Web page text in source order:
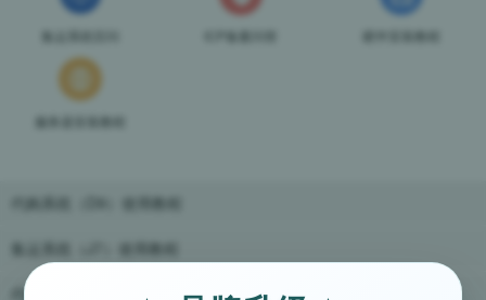
集运系统百问 ICP备案问答 硬件安装教程
服务器安装教程
代购系统（D9）使用教程
集运系统（J7）使用教程
代购系统（D7）使用教程